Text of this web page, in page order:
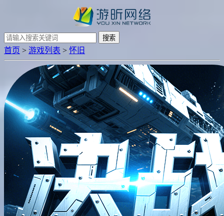
搜索
首页 > 游戏列表 > 怀旧